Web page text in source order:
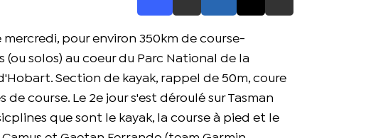
pour environ 350km de course-
solos) au coeur du Parc National de la
Section de kayak, rappel de 50m, coure
course. Le 2e jour s'est déroulé sur Tasman
que sont le kayak, la course à pied et le